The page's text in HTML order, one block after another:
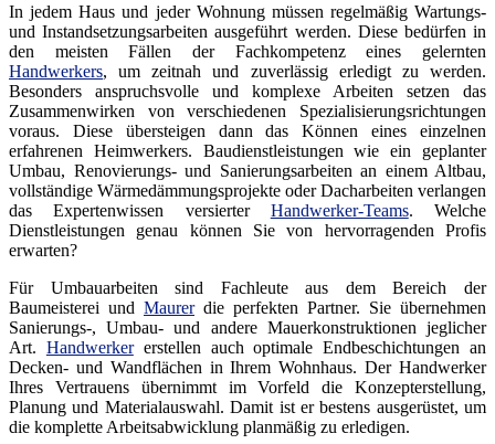
In jedem Haus und jeder Wohnung müssen regelmäßig Wartungs-
und Instandsetzungsarbeiten ausgeführt werden. Diese bedürfen in
den meisten Fällen der Fachkompetenz eines gelernten
Handwerkers, um zeitnah und zuverlässig erledigt zu werden.
Besonders anspruchsvolle und komplexe Arbeiten setzen das
Zusammenwirken von verschiedenen Spezialisierungsrichtungen
voraus. Diese übersteigen dann das Können eines einzelnen
erfahrenen Heimwerkers. Baudienstleistungen wie ein geplanter
Umbau, Renovierungs- und Sanierungsarbeiten an einem Altbau,
vollständige Wärmedämmungsprojekte oder Dacharbeiten verlangen
das Expertenwissen versierter Handwerker-Teams. Welche
Dienstleistungen genau können Sie von hervorragenden Profis
erwarten?
Für Umbauarbeiten sind Fachleute aus dem Bereich der
Baumeisterei und Maurerdie perfekten Partner. Sie übernehmen
Sanierungs-, Umbau- und andere Mauerkonstruktionen jeglicher
Art. Handwerkererstellen auch optimale Endbeschichtungen an
Decken- und Wandflächen in Ihrem Wohnhaus. Der Handwerker
Ihres Vertrauens übernimmt im Vorfeld die Konzepterstellung,
Planung und Materialauswahl. Damit ist er bestens ausgerüstet, um
die komplette Arbeitsabwicklung planmäßig zu erledigen.